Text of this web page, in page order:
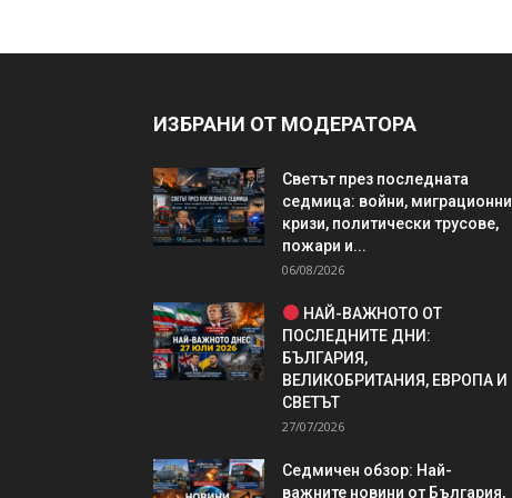
ИЗБРАНИ ОТ МОДЕРАТОРА
Светът през последната
седмица: войни, миграционни
кризи, политически трусове,
пожари и...
06/08/2026
НАЙ-ВАЖНОТО ОТ
ПОСЛЕДНИТЕ ДНИ:
БЪЛГАРИЯ,
ВЕЛИКОБРИТАНИЯ, ЕВРОПА И
СВЕТЪТ
27/07/2026
Седмичен обзор: Най-
важните новини от България,